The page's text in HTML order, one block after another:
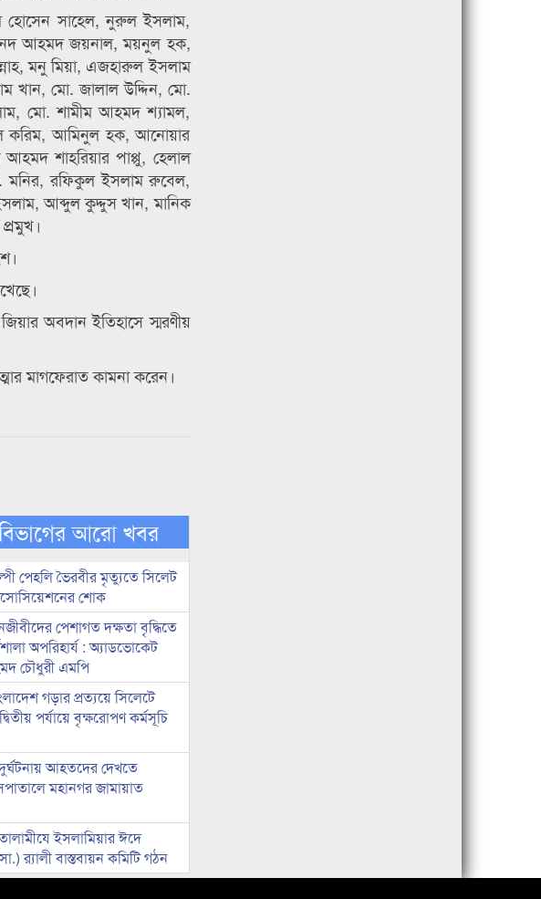
হোসেন সাহেল, নুরুল ইসলাম,
আহমদ জয়নাল, ময়নুল হক,
মনু মিয়া, এজহারুল ইসলাম
খান, মো. জালাল উদ্দিন, মো.
মো. শামীম আহমদ শ্যামল,
করিম, আমিনুল হক, আনোয়ার
শাহরিয়ার পাপ্পু, হেলাল
রফিকুল ইসলাম রুবেল,
আব্দুল কুদ্দুস খান, মানিক
অবদান ইতিহাসে স্মরণীয়
মাগফেরাত কামনা করেন।
আরো খবর
পেহলি ভৈরবীর মৃত্যুতে সিলেট
শোক
পেশাগত দক্ষতা বৃদ্ধিতে
অপরিহার্য : অ্যাডভোকেট
চৌধুরী এমপি
গড়ার প্রত্যয়ে সিলেটে
পর্যায়ে বৃক্ষরোপণ কর্মসূচি
আহতদের দেখতে
মহানগর জামায়াত
ইসলামিয়ার ঈদে
র‌্যালী বাস্তবায়ন কমিটি গঠন